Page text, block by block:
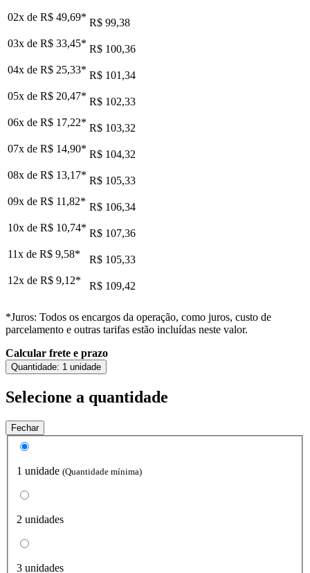
02x de R$ 49,69* R$ 99,38
03x de R$ 33,45* R$ 100,36
04x de R$ 25,33* R$ 101,34
05x de R$ 20,47* R$ 102,33
06x de R$ 17,22* R$ 103,32
07x de R$ 14,90* R$ 104,32
08x de R$ 13,17* R$ 105,33
09x de R$ 11,82* R$ 106,34
10x de R$ 10,74* R$ 107,36
11x de R$ 9,58*
R$ 105,33
12x de R$ 9,12* R$ 109,42
*Juros: Todos os encargos da operação, como juros, custo de
parcelamento e outras tarifas estão incluídas neste valor.
Calcular frete e prazo
Quantidade: 1 unidade
Selecione a quantidade
Fechar
1 unidade (Quantidade mínima)
2 unidades
3 unidades